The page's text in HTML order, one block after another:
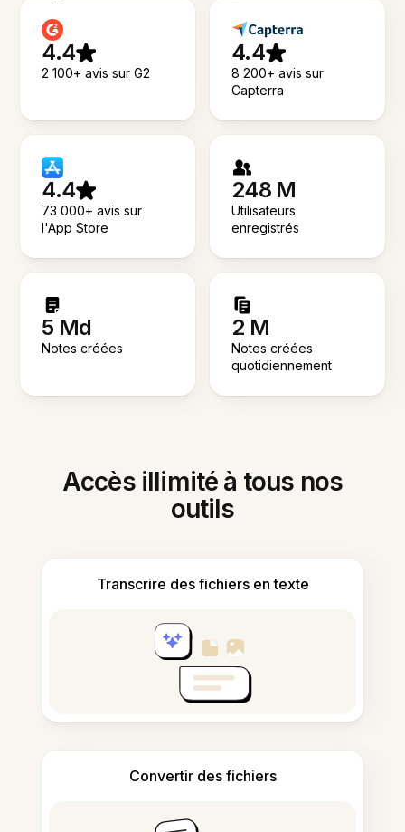
4.4
2 100+ avis sur G2
4.4
8 200+ avis sur
Capterra
4.4
73 000+ avis sur
l'App Store
248 M
Utilisateurs
enregistrés
5 Md
Notes créées
2 M
Notes créées
quotidiennement
Accès illimité à tous nos
outils
Transcrire des fichiers en texte
Convertir des fichiers